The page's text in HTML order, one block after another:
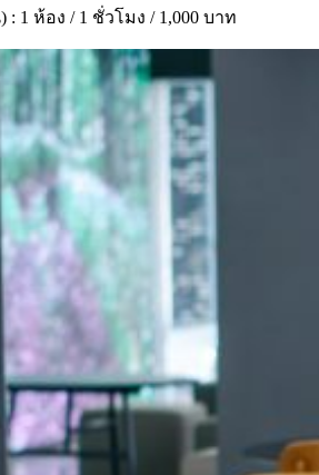
: 1 ห้อง / 1 ชั่วโมง / 1,000 บาท